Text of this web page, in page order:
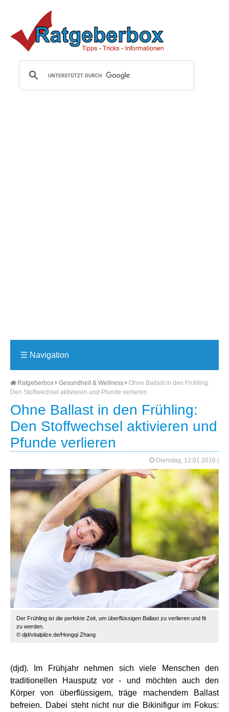
☰ Navigation
Ratgeberbox Gesundheit & Wellness
Ohne Ballast in den Frühling:
Den Stoffwechsel aktivieren und Pfunde verlieren
Ohne Ballast in den Frühling:
Den Stoffwechsel aktivieren und
Pfunde verlieren
Dienstag, 12.01.2016
Der Frühling ist die perfekte Zeit, um überflüssigen Ballast zu verlieren und fit
zu werden.
© djd/vitalpilze.de/Hongqi Zhang
(djd). Im Frühjahr nehmen sich viele Menschen den
traditionellen Hausputz vor - und möchten auch den
Körper von überflüssigem, träge machendem Ballast
befreien. Dabei steht nicht nur die Bikinifigur im Fokus: